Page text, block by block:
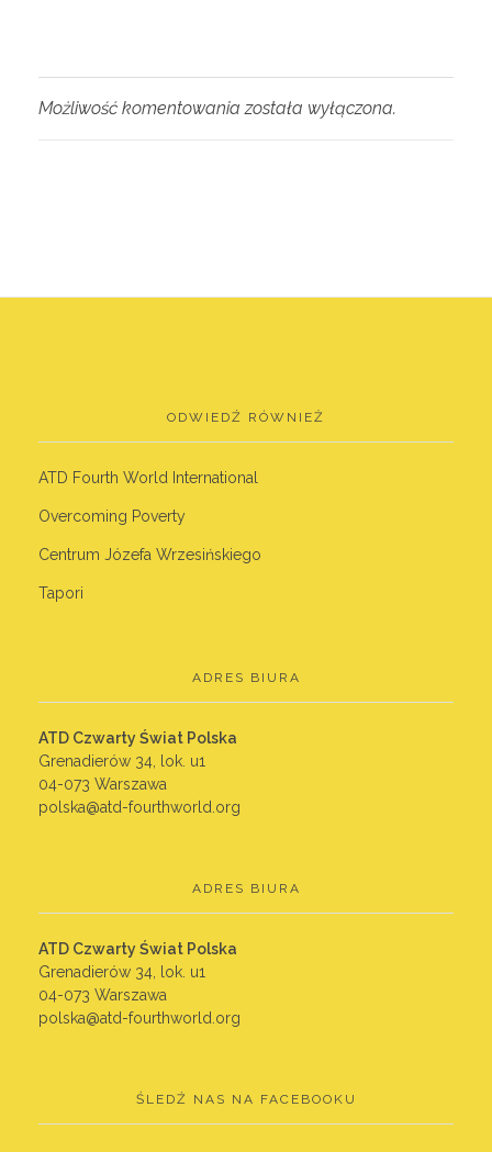
Możliwość komentowania została wyłączona.
ODWIEDŹ RÓWNIEŻ
ATD Fourth World International
Overcoming Poverty
Centrum Józefa Wrzesińskiego
Tapori
ADRES BIURA
ATD Czwarty Świat Polska
Grenadierów 34, lok. u1
04-073 Warszawa
polska@atd-fourthworld.org
ADRES BIURA
ATD Czwarty Świat Polska
Grenadierów 34, lok. u1
04-073 Warszawa
polska@atd-fourthworld.org
ŚLEDŹ NAS NA FACEBOOKU